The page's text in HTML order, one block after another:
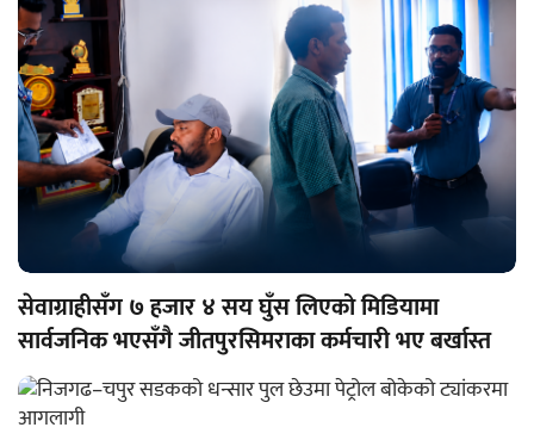
सेवाग्राहीसँग ७ हजार ४ सय घुँस लिएको मिडियामा
सार्वजनिक भएसँगै जीतपुरसिमराका कर्मचारी भए बर्खास्त